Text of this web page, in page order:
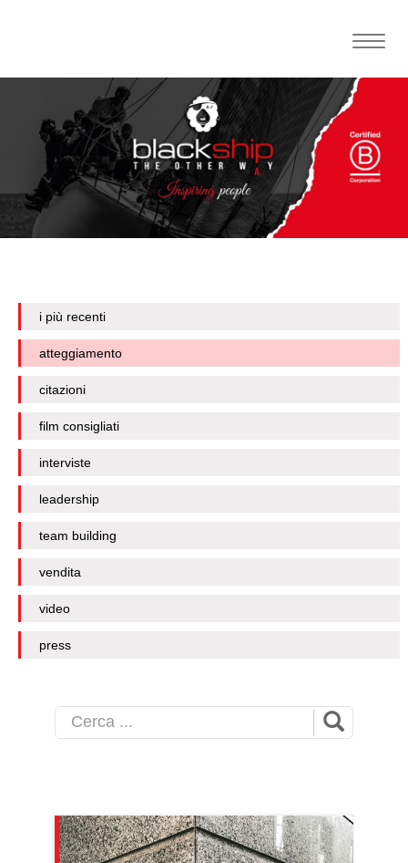
Toggle
i più recenti
atteggiamento
citazioni
film consigliati
interviste
leadership
team building
vendita
video
press